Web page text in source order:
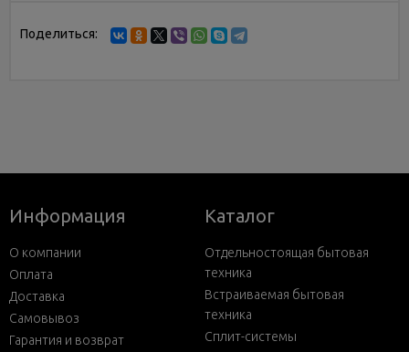
Поделиться:
Информация
О компании
Оплата
Доставка
Самовывоз
Гарантия и возврат
Каталог
Отдельностоящая бытовая
техника
Встраиваемая бытовая
техника
Сплит-системы